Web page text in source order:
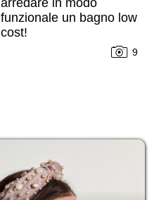
funzionale un bagno low
cost!
9